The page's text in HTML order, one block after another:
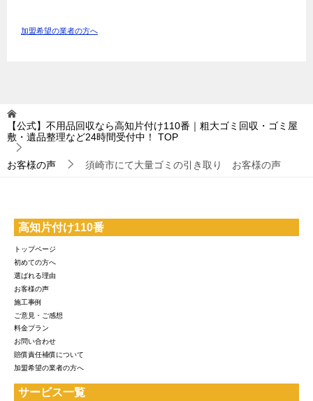
加盟希望の業者の方へ
【公式】不用品回収なら高知片付け110番｜粗大ゴミ回収・ゴミ屋
敷・遺品整理など24時間受付中！
TOP
お客様の声 須崎市にて大量ゴミの引き取り お客様の声
高知片付け110番
トップページ
初めての方へ
選ばれる理由
お客様の声
施工事例
ご意見・ご感想
料金プラン
お問い合わせ
賠償責任補償について
加盟希望の業者の方へ
サービス一覧